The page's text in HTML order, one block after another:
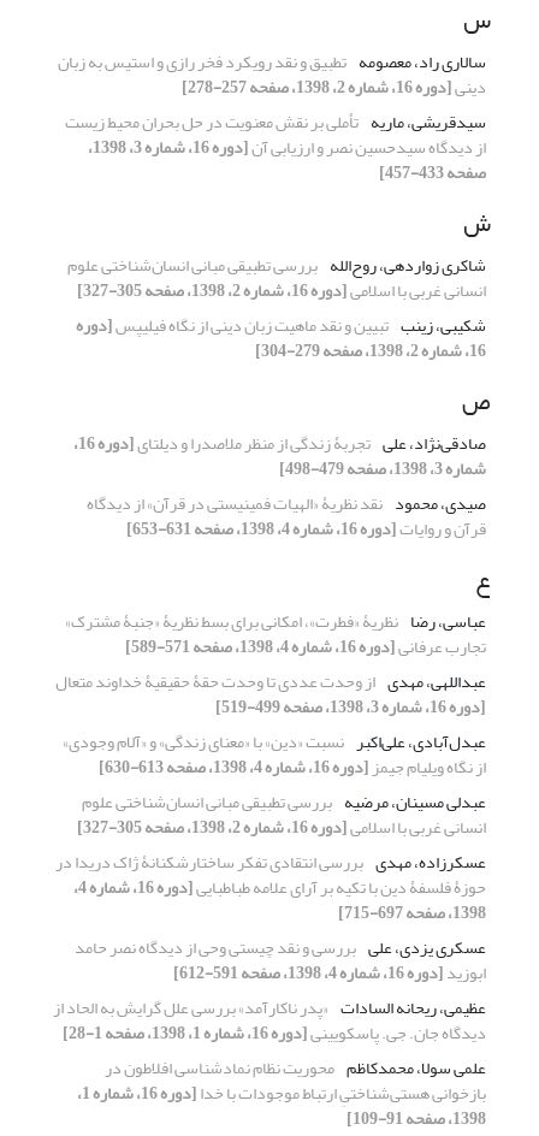
س
سالاری راد، معصومه تطبیق و نقد رویکرد فخر رازی و استیس به زبان
دینی[دوره 16، شماره 2، 1398، صفحه 257-278]
سیدقریشی، ماریه تأملی بر نقش معنویت در حل بحران محیط زیست
از دیدگاه سیدحسین نصر و ارزیابی آن [دوره 16، شماره 3، 1398،
صفحه 433-457]
ش
شاکری زواردهی، روح‌الله بررسی تطبیقی مبانی انسان‌شناختی علوم
انسانی غربی با اسلامی[دوره 16، شماره 2، 1398، صفحه 305-327]
شکیبی، زینب تبیین و نقد ماهیت زبان دینی از نگاه فیلیپس[دوره
16، شماره 2، 1398، صفحه 279-304]
ص
صادقی‌نژاد، علی تجربۀ زندگی از منظر ملاصدرا و دیلتای [دوره 16،
شماره 3، 1398، صفحه 479-498]
صیدی، محمود نقد نظریۀ «الهیات فمینیستی در قرآن» از دیدگاه
قرآن و روایات[دوره 16، شماره 4، 1398، صفحه 631-653]
ع
عباسی، رضا نظریۀ «فطرت»، امکانی برای بسط نظریۀ «جنبۀ مشترک»
تجارب عرفانی[دوره 16، شماره 4، 1398، صفحه 571-589]
عبداللهی، مهدی از وحدت عددی تا وحدت حقۀ حقیقیۀ خداوند متعال
[دوره 16، شماره 3، 1398، صفحه 499-519]
عبدل‌آبادی، علی‌اکبر نسبت «دین» با «معنای زندگی» و «آلام وجودی»
از نگاه ویلیام جیمز[دوره 16، شماره 4، 1398، صفحه 613-630]
عبدلی مسینان، مرضیه بررسی تطبیقی مبانی انسان‌شناختی علوم
انسانی غربی با اسلامی[دوره 16، شماره 2، 1398، صفحه 305-327]
عسکرزاده، مهدی بررسی انتقادی تفکر ساختارشکنانۀ ژاک دریدا در
حوزۀ فلسفۀ دین با تکیه بر آرای علامه طباطبایی [دوره 16، شماره 4،
1398، صفحه 697-715]
عسکری یزدی، علی بررسی و نقد چیستی وحی از دیدگاه نصر حامد
ابوزید[دوره 16، شماره 4، 1398، صفحه 591-612]
عظیمی، ریحانه السادات «پدر ناکارآمد» بررسی علل گرایش به الحاد از
دیدگاه جان. جی. پاسکویینی[دوره 16، شماره 1، 1398، صفحه 1-28]
علمی سولا، محمدکاظم محوریت نظام نمادشناسی افلاطون در
بازخوانی هستی‌شناختیِ ارتباط موجودات با خدا [دوره 16، شماره 1،
1398، صفحه 91-109]